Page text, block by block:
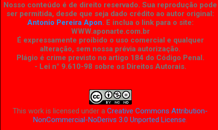
Nosso conteúdo é de direito reservado. Sua reprodução pode
ser permitida, desde que seja dado crédito ao autor original:
Antonio Pereira Apon. E inclua o link para o site:
WWW.aponarte.com.br
É expressamente proibido o uso comercial e qualquer
alteração, sem nossa prévia autorização.
Plágio é crime previsto no artigo 184 do Código Penal.
- Lei n° 9.610-98 sobre os Direitos Autorais.
This work is licensed under aCreative Commons Attribution-
NonCommercial-NoDerivs 3.0 Unported License.